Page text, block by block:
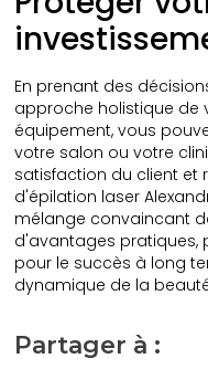
En prenant des
approche holistique de
équipement, vous
votre salon ou votre
satisfaction du client et
d'épilation laser
mélange convaincant
d'avantages pratiques,
pour le succès à long
dynamique de la
Partager à :